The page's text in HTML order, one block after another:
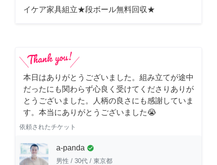
イケア家具組立★段ボール無料回収★
本日はありがとうございました。組み立てが途中
だったにも関わらず心良く受けてくださりありが
とうございました。人柄の良さにも感謝していま
す。本当にありがとうございました😭
依頼されたチケット
a-panda check_circle
男性 / 30代 / 東京都